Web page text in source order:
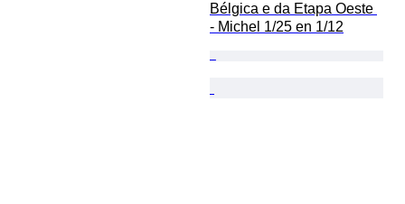
Bélgica e da Etapa Oeste
- Michel 1/25 en 1/12